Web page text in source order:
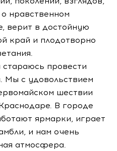
о нравственном
верит в достойную
край и плодотворно
стараюсь провести
Мы с удовольствием
шествии
В городе
ярмарки, играет
и нам очень
атмосфера.